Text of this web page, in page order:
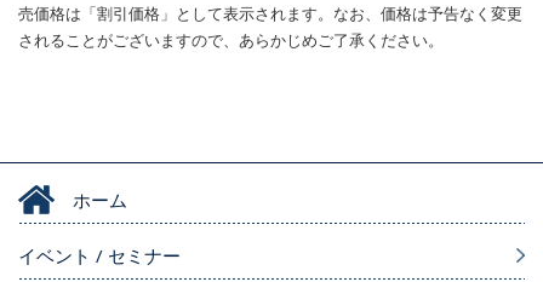
売価格は「割引価格」として表示されます。なお、価格は予告なく変更
されることがございますので、あらかじめご了承ください。
ホーム
イベント / セミナー